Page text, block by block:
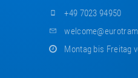
+49 7023 94950
Montag bis Freitag